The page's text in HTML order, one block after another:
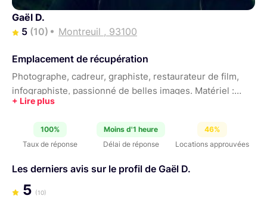
Gaël D.
5 (10) Montreuil , 93100
Emplacement de récupération
Photographe, cadreur, graphiste, restaurateur de film,
infographiste, passionné de belles images. Matériel :
Canon 5D Mark III - Blackmagic Pocket Cinema 6K -
100%
Taux de réponse
Moins d'1 heure
Délai de réponse
46%
Locations approuvées
Les derniers avis sur le profil de Gaël D.
5 (10)